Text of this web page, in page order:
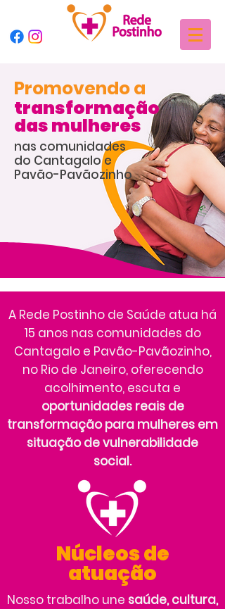
Promovendo a
transformação
das mulheres
nas comunidades
do Cantagalo e
Pavão-Pavãozinho
A Rede Postinho de Saúde atua há
15 anos nas comunidades do
Cantagalo e Pavão-Pavãozinho,
no Rio de Janeiro, oferecendo
acolhimento, escuta e
oportunidades reais de
transformação para mulheres em
situação de vulnerabilidade
social.
Núcleos de
atuação
Nosso trabalho une saúde, cultura,